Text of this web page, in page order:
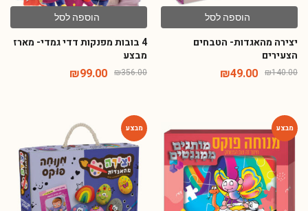
יצירה מהאגדות- הטבחים
הצעירים
₪ 140.00
₪ 49.00
4 בובות מפנקות דדי גמדי- מארז
מבצע
₪356.00
₪ 99.00
-72%
-65%